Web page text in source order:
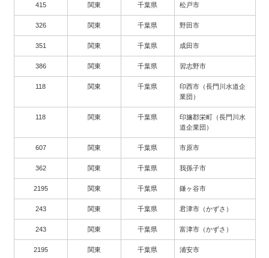
415 関東 千葉県 松戸市
326 関東 千葉県 野田市
351 関東 千葉県 成田市
386 関東 千葉県 習志野市
118 関東 千葉県
印西市（長門川水道企
業団）
118 関東 千葉県
印旛郡栄町（長門川水
道企業団）
607 関東 千葉県 市原市
362 関東 千葉県 我孫子市
2195 関東 千葉県 鎌ヶ谷市
243 関東 千葉県 君津市（かずさ）
243 関東 千葉県 富津市（かずさ）
2195 関東 千葉県 浦安市